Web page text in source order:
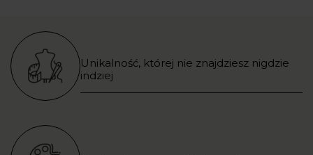
Unikalność, której nie znajdziesz nigdzie
indziej